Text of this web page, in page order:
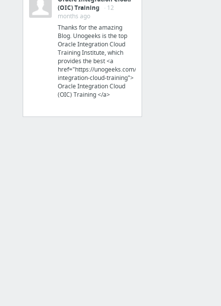
Empresas Alimentacion
(OIC) Training
· 12
months ago
Thanks for the amazing
Blog. Unogeeks is the top
Oracle Integration Cloud
Training Institute, which
provides the best <a
href="https://unogeeks.com/oracle-
integration-cloud-training">
Oracle Integration Cloud
(OIC) Training </a>